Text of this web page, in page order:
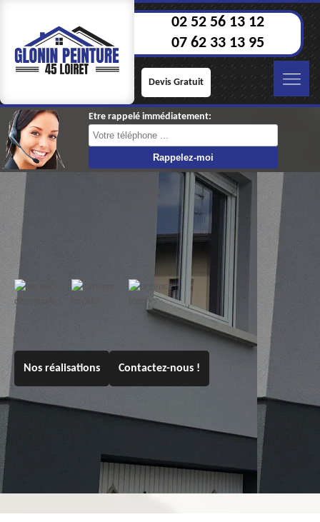
02 52 56 13 12
07 62 33 13 95
Devis Gratuit
Etre rappelé immédiatement:
Nos réalisations Contactez-nous !